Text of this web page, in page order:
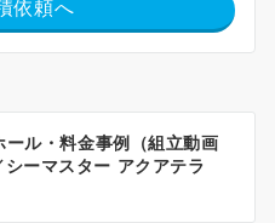
依頼へ
ール・料金事例（組立動画
ーマスター アクアテラ